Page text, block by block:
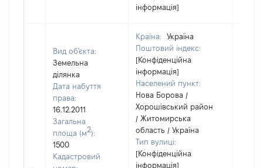
інформація]
Вид об'єкта:
Земельна
ділянка
Дата набуття
права:
16.12.2011
Загальна
площа (м2):
1500
Кадастровий
Країна:
Україна
Поштовий індекс:
[Конфіденційна
інформація]
Населений пункт:
Нова Борова /
Хорошівський район
/ Житомирська
область / Україна
Тип вулиці:
[Конфіденційна
інформація]